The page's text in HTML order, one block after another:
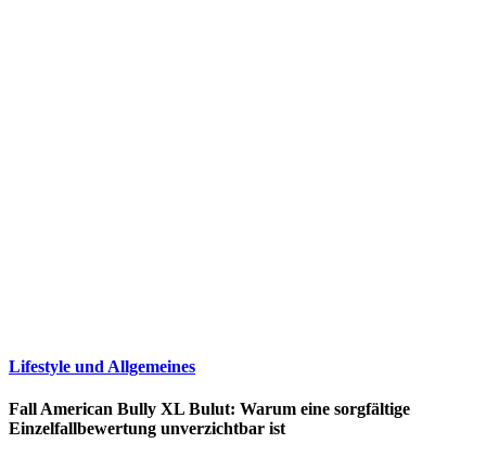
Lifestyle und Allgemeines
Fall American Bully XL Bulut: Warum eine sorgfältige
Einzelfallbewertung unverzichtbar ist